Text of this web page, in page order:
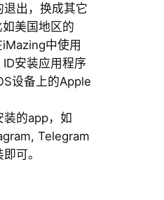
退出，换成其它
美国地区的
中使用
安装应用程序
设备上的Apple
装的app，如
Telegram
可。